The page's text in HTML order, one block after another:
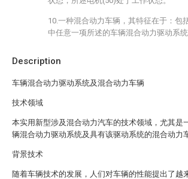
Description
车辆混合动力驱动系统及混合动力车辆
技术领域
本实用新型涉及混合动力汽车的技术领域，尤其是
辆混合动力驱动系统及具有该驱动系统的混合动力
背景技术
随着车辆技术的发展，人们对车辆的性能提出了越
10.一种混合动力车辆，其特征在于：包
中任意一项所述的车辆混合动力驱动系统